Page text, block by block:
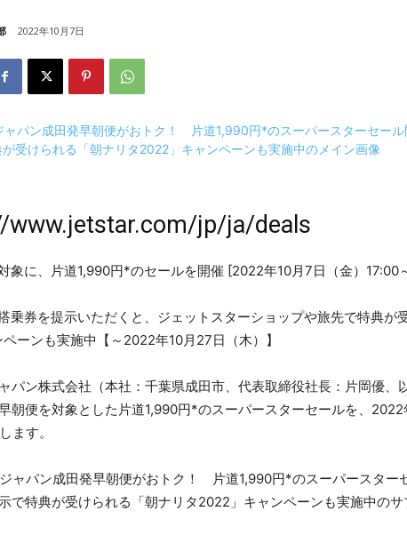
2022年10月7日
www.jetstar.com/jp/ja/deals
に、片道1,990円*のセールを開催 [2022年10月7日（金）17:00
券を提示いただくと、ジェットスターショップや旅先で特典が
ーンも実施中【～2022年10月27日（木）】
パン株式会社（本社：千葉県成田市、代表取締役社長：片岡優、
朝便を対象とした片道1,990円*のスーパースターセールを、2022
ます。